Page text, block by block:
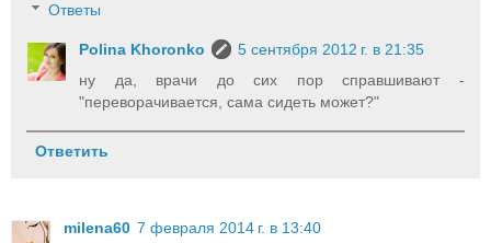
Ответы
Polina Khoronko
5 сентября 2012 г. в 21:35
ну да, врачи до сих пор справшивают -
"переворачивается, сама сидеть может?"
Ответить
milena60 7 февраля 2014 г. в 13:40